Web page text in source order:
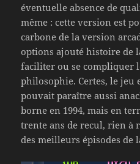
éventuelle absence de
même : cette version est
carbone de la version
options ajouté histoire de
faciliter ou se compliquer
philosophie. Certes, le jeu
pouvait paraître aussi
borne en 1994, mais en
trente ans de recul, rien à
des meilleurs épisodes de